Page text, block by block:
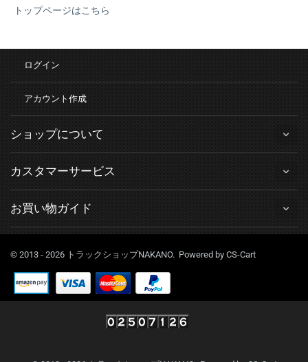
トップページはこちら
ログイン
アカウント作成
ショップについて
カスタマーサービス
お買い物ガイド
© 2013 - 2026 トラックショップNAKANO. Powered by CS-Cart